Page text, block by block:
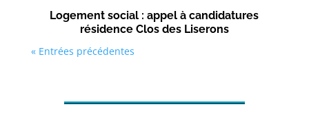
Logement social : appel à candidatures
résidence Clos des Liserons
« Entrées précédentes